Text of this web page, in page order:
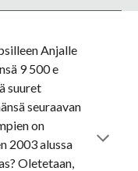
Anjalle
9 500 e
suuret
seuraavan
on
2003 alussa
Oletetaan,